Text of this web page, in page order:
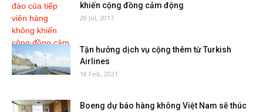
khiến cộng đồng cảm động
28 Jul, 2017
Tận hưởng dịch vụ cộng thêm từ Turkish
Airlines
18 Feb, 2021
Boeng dự báo hàng không Việt Nam sẽ thúc